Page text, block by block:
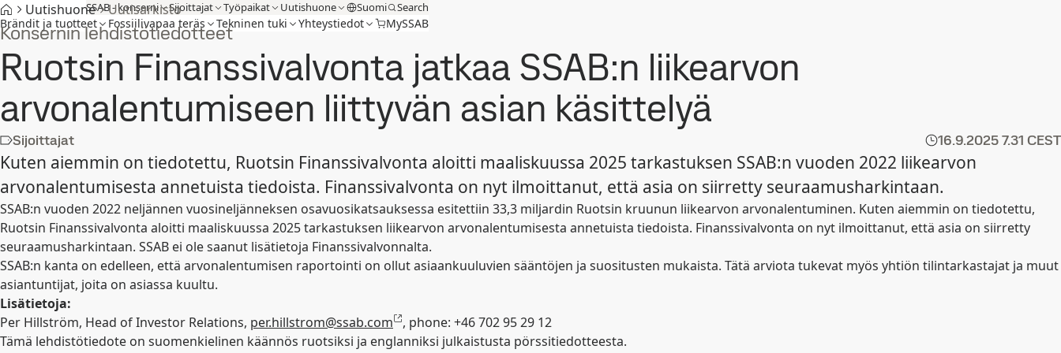
SSAB - konserni Sijoittajat Työpaikat Uutishuone Suomi Search
Brändit ja tuotteet Fossiilivapaa teräs Tekninen tuki Yhteystiedot MySSAB
Uutishuone Uutisarkisto
Konsernin lehdistötiedotteet
Ruotsin Finanssivalvonta jatkaa SSAB:n liikearvon
arvonalentumiseen liittyvän asian käsittelyä
Sijoittajat 16.9.20257.31 CEST
Kuten aiemmin on tiedotettu, Ruotsin Finanssivalvonta aloitti maaliskuussa 2025 tarkastuksen SSAB:n vuoden 2022 liikearvon
arvonalentumisesta annetuista tiedoista. Finanssivalvonta on nyt ilmoittanut, että asia on siirretty seuraamusharkintaan.
SSAB:n vuoden 2022 neljännen vuosineljänneksen osavuosikatsauksessa esitettiin 33,3 miljardin Ruotsin kruunun liikearvon arvonalentuminen. Kuten aiemmin on tiedotettu,
Ruotsin Finanssivalvonta aloitti maaliskuussa 2025 tarkastuksen liikearvon arvonalentumisesta annetuista tiedoista. Finanssivalvonta on nyt ilmoittanut, että asia on siirretty
seuraamusharkintaan. SSAB ei ole saanut lisätietoja Finanssivalvonnalta.
SSAB:n kanta on edelleen, että arvonalentumisen raportointi on ollut asiaankuuluvien sääntöjen ja suositusten mukaista. Tätä arviota tukevat myös yhtiön tilintarkastajat ja muut
asiantuntijat, joita on asiassa kuultu.
Lisätietoja:
Per Hillström, Head of Investor Relations, per.hillstrom@ssab.com
, phone: +46 702 95 29 12
Tämä lehdistötiedote on suomenkielinen käännös ruotsiksi ja englanniksi julkaistusta pörssitiedotteesta.